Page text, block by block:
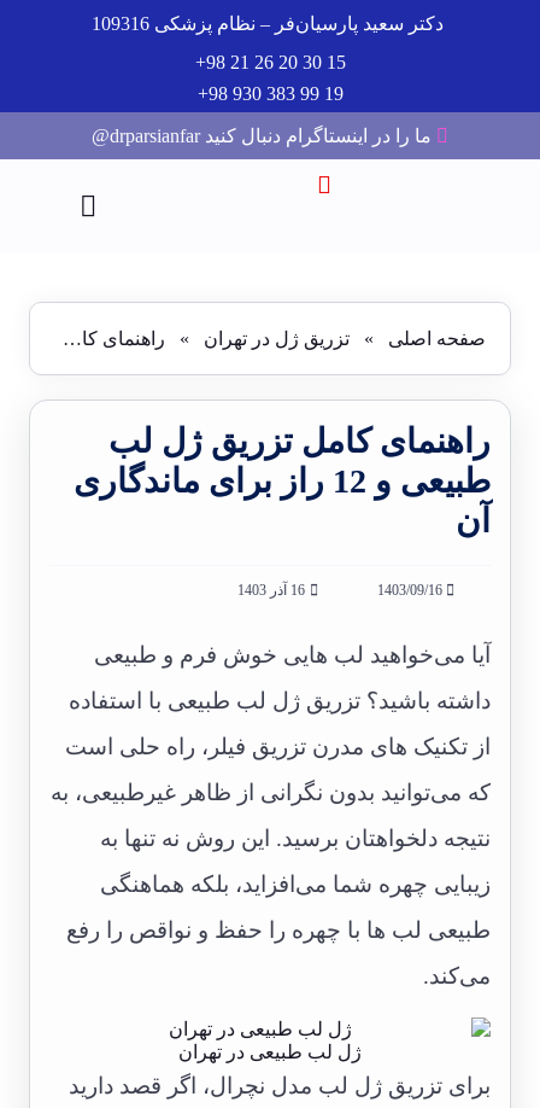
دکتر سعید پارسیان‌فر – نظام پزشکی 109316
15 30 20 26 21 98+
19 99 383 930 98+
ما را در اینستاگرام دنبال کنید drparsianfar@
صفحه اصلی »تزریق ژل در تهران » راهنمای کامل تزریق ژل لب طبیعی و 12 راز برای ماندگاری آن
راهنمای کامل تزریق ژل لب
طبیعی و 12 راز برای ماندگاری
آن
1403/09/16 16 آذر 1403
آیا می‌خواهید لب هایی خوش فرم و طبیعی
داشته باشید؟ تزریق ژل لب طبیعی با استفاده
از تکنیک های مدرن تزریق فیلر، راه حلی است
که می‌توانید بدون نگرانی از ظاهر غیرطبیعی، به
نتیجه دلخواهتان برسید. این روش نه تنها به
زیبایی چهره شما می‌افزاید، بلکه هماهنگی
طبیعی لب ها با چهره را حفظ و نواقص را رفع
می‌کند.
ژل لب طبیعی در تهران
برای تزریق ژل لب مدل نچرال، اگر قصد دارید